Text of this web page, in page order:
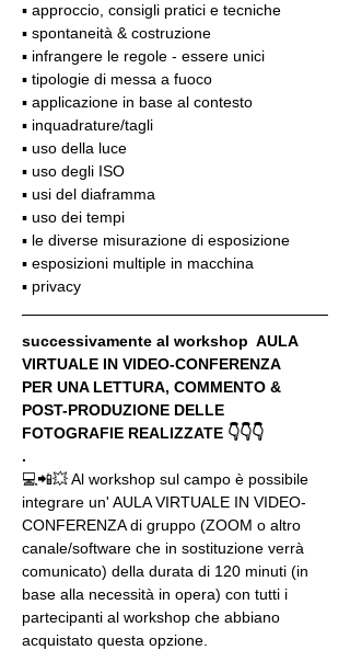
▪️ approccio, consigli pratici e tecniche
▪️ spontaneità & costruzione
▪️ infrangere le regole - essere unici
▪️ tipologie di messa a fuoco
▪️ applicazione in base al contesto
▪️ inquadrature/tagli
▪️ uso della luce
▪️ uso degli ISO
▪️ usi del diaframma
▪️ uso dei tempi
▪️ le diverse misurazione di esposizione
▪️ esposizioni multiple in macchina
▪️ privacy
successivamente al workshop  AULA
VIRTUALE IN VIDEO-CONFERENZA
PER UNA LETTURA, COMMENTO &
POST-PRODUZIONE DELLE
FOTOGRAFIE REALIZZATE 👇👇👇
.
💻📲💥 Al workshop sul campo è possibile
integrare un' AULA VIRTUALE IN VIDEO-
CONFERENZA di gruppo (ZOOM o altro
canale/software che in sostituzione verrà
comunicato) della durata di 120 minuti (in
base alla necessità in opera) con tutti i
partecipanti al workshop che abbiano
acquistato questa opzione.